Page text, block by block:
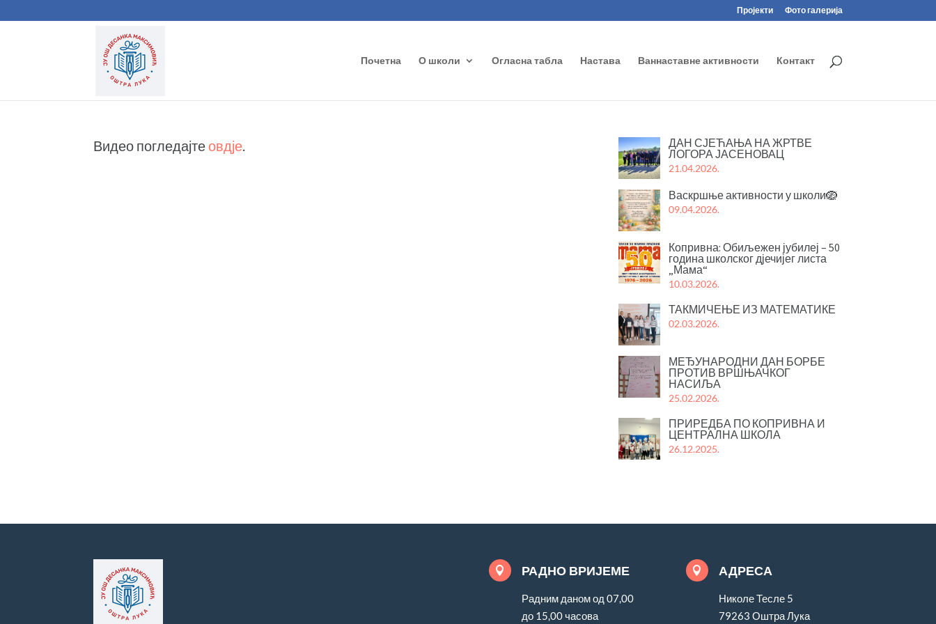
Пројекти Фото галерија
Почетна О школи Огласна табла Настава Ваннаставне активности Контакт
Видео погледајте овдје
ДАН СЈЕЋАЊА НА ЖРТВЕ
ЛОГОРА ЈАСЕНОВАЦ
21.04.2026.
Васкршње активности у школи🪺
09.04.2026.
Копривна: Обиљежен јубилеј – 50
година школског дјечијег листа
„Мама“
10.03.2026.
ТАКМИЧЕЊЕ ИЗ МАТЕМАТИКЕ
02.03.2026.
МЕЂУНАРОДНИ ДАН БОРБЕ
ПРОТИВ ВРШЊАЧКОГ
НАСИЉА
25.02.2026.
ПРИРЕДБА ПО КОПРИВНА И
ЦЕНТРАЛНА ШКОЛА
26.12.2025.
 РАДНО ВРИЈЕМЕ
Радним даном од 07,00
до 15,00 часова
 АДРЕСА
Николе Тесле 5
79263 Оштра Лука